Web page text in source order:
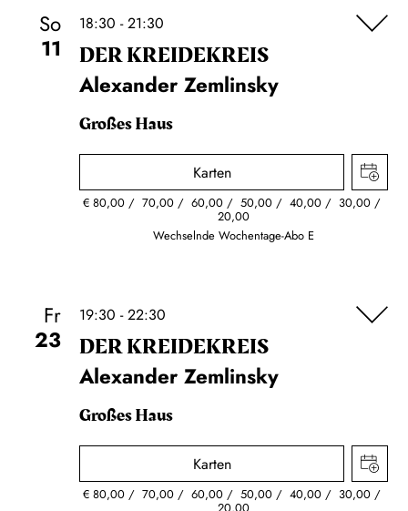
So
11
18:30 - 21:30
DER KREIDE­KREIS
Alexander Zemlinsky
Großes Haus
Karten
€80,00 70,00 60,00 50,00 40,00 30,00
20,00
Wechselnde Wochentage-Abo E
Fr
23
19:30 - 22:30
DER KREIDE­KREIS
Alexander Zemlinsky
Großes Haus
Karten
€80,00 70,00 60,00 50,00 40,00 30,00